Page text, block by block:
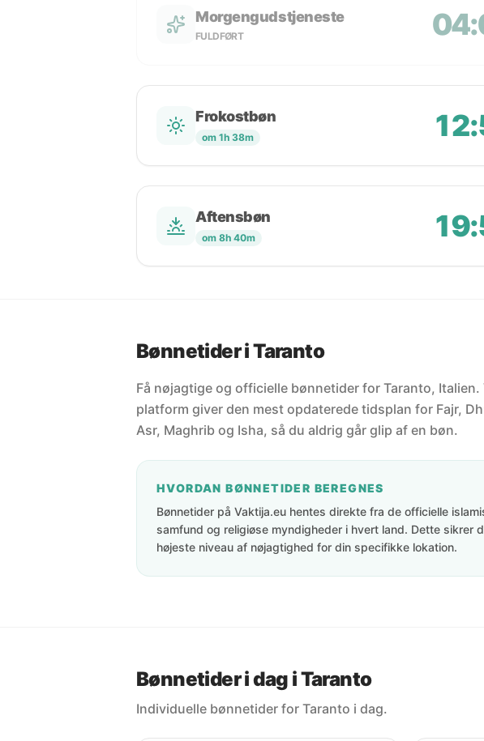
Morgengudstjeneste
FULDFØRT
Frokostbøn
om 1h 38m
Aftensbøn
om 8h 40m
Bønnetider i Taranto
Få nøjagtige og officielle bønnetider for Taranto, Italien.
platform giver den mest opdaterede tidsplan for Fajr,
Asr, Maghrib og Isha, så du aldrig går glip af en bøn.
HVORDAN BØNNETIDER BEREGNES
Bønnetider på Vaktija.eu hentes direkte fra de officielle
samfund og religiøse myndigheder i hvert land. Dette sikrer
højeste niveau af nøjagtighed for din specifikke lokation.
Bønnetider i dag i Taranto
Individuelle bønnetider for Taranto i dag.